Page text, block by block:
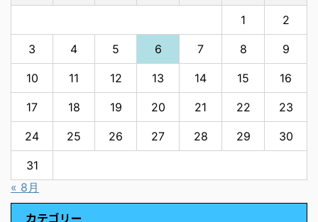
1 2
3 4 5 6 7 8 9
10 11 12 13 14 15 16
17 18 19 20 21 22 23
24 25 26 27 28 29 30
31
« 8月
カテゴリー